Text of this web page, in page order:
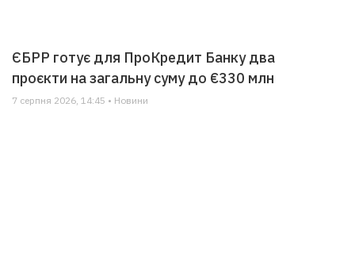
ЄБРР готує для ПроКредит Банку два
проєкти на загальну суму до €330 млн
7 серпня 2026, 14:45 • Новини